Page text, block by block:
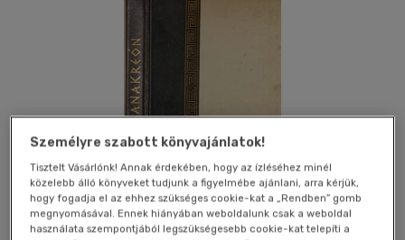
Személyre szabott könyvajánlatok!
Tisztelt Vásárlónk! Annak érdekében, hogy az ízléséhez minél
közelebb álló könyveket tudjunk a figyelmébe ajánlani, arra kérjük,
hogy fogadja el az ehhez szükséges cookie-kat a „Rendben” gomb
megnyomásával. Ennek hiányában weboldalunk csak a weboldal
használata szempontjából legszükségesebb cookie-kat telepíti a